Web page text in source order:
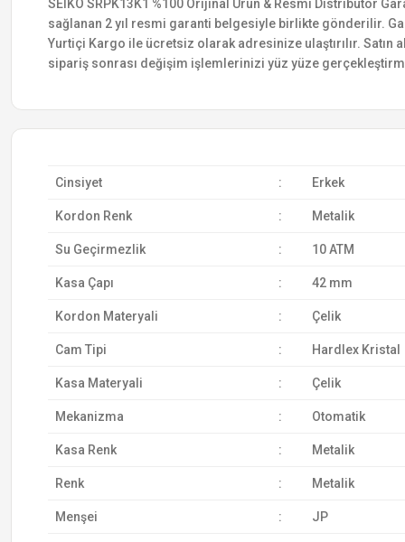
SEIKO SRPK13K1 %100 Orijinal Ürün & Resmi Distribütör
sağlanan 2 yıl resmi garanti belgesiyle birlikte gönderilir.
Yurtiçi Kargo ile ücretsiz olarak adresinize ulaştırılır.
sipariş sonrası değişim işlemlerinizi yüz yüze
Cinsiyet : Erkek
Kordon Renk : Metalik
Su Geçirmezlik : 10 ATM
Kasa Çapı : 42 mm
Kordon Materyali : Çelik
Cam Tipi : Hardlex Kristal
Kasa Materyali : Çelik
Mekanizma : Otomatik
Kasa Renk : Metalik
Renk : Metalik
Menşei : JP